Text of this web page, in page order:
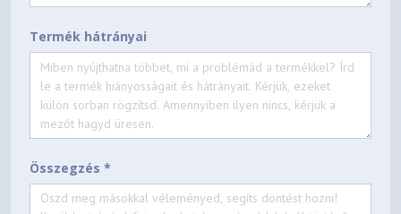
Termék hátrányai
Összegzés *